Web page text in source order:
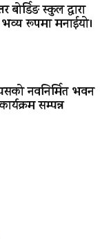
बोर्डिङ स्कुल द्धारा
रूपमा मनाईयो।
नवनिर्मित भवन
सम्पन्न